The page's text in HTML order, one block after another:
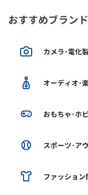
おすすめブランド
カメラ･電化
オーディオ･
おもちゃ･ホ
スポーツ･ア
ファッション